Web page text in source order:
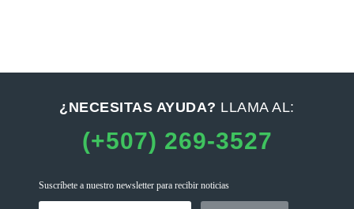
¿NECESITAS AYUDA? LLAMA AL:
(+507) 269-3527
Suscríbete a nuestro newsletter para recibir noticias